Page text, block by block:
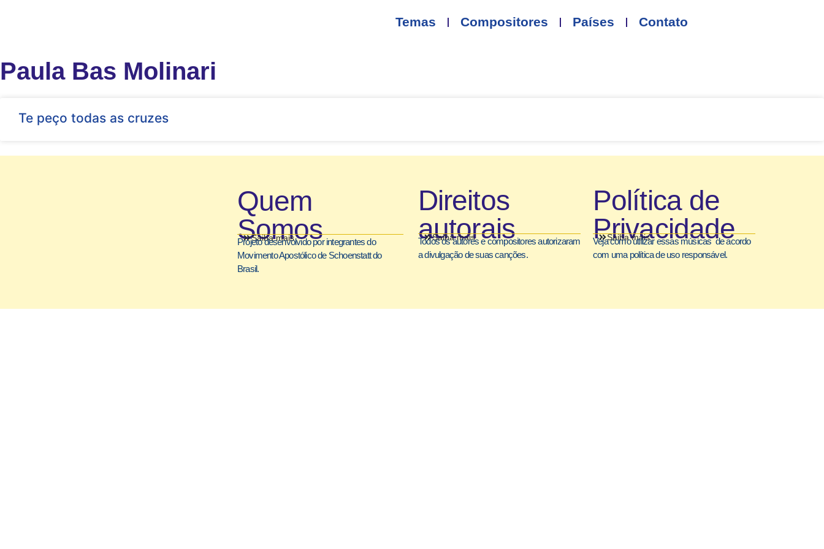
Temas Compositores Países Contato
Paula Bas Molinari
Te peço todas as cruzes
Quem
Somos
Saiba mais
Projeto desenvolvido por integrantes do
Movimento Apostólico de Schoenstatt do
Brasil.
Direitos
autorais
Saiba mais
Todos os autores e compositores autorizaram
a divulgação de suas canções.
Política de
Privacidade
Saiba mais
Veja como utilizar essas músicas de acordo
com uma política de uso responsável.